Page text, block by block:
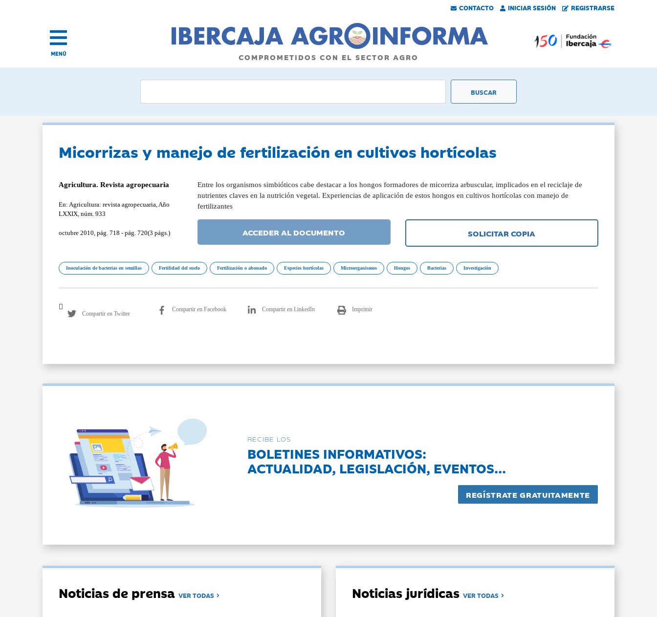
CONTACTO INICIAR SESIÓN REGISTRARSE
MENÚ COMPROMETIDOS CON EL SECTOR AGRO
Micorrizas y manejo de fertilización en cultivos hortícolas
Agricultura. Revista agropecuaria
En: Agricultura: revista agropecuaria, Año
LXXIX, núm. 933
octubre 2010, pág. 718 - pág. 720(3 págs.)
Entre los organismos simbióticos cabe destacar a los hongos formadores de micorriza arbuscular, implicados en el reciclaje de
nutrientes claves en la nutrición vegetal. Experiencias de aplicación de estos hongos en cultivos hortícolas con manejo de
fertilizantes
ACCEDER AL DOCUMENTO SOLICITAR COPIA
Inoculación de bacterias en semillas Fertilidad del suelo Fertilización o abonado Especies hortícolas Microorganismos Hongos Bacterias Investigación
Compartir en Twitter
Compartir en Facebook Compartir en LinkedIn Imprimir
RECIBE LOS
BOLETINES INFORMATIVOS:
ACTUALIDAD, LEGISLACIÓN, EVENTOS...
Noticias de prensaVER TODAS Noticias jurídicasVER TODAS